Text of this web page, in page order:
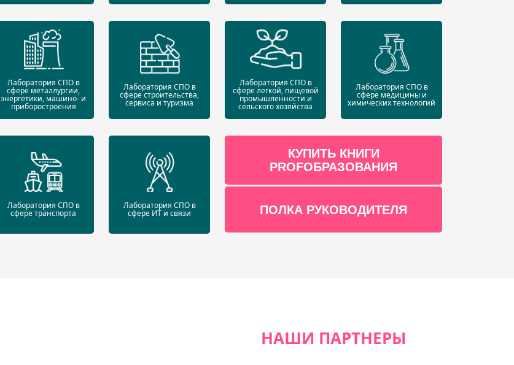
Лаборатория СПО в
сфере металлургии,
энергетики, машино- и
приборостроения
Лаборатория СПО в
сфере строительства,
сервиса и туризма
Лаборатория СПО в
сфере легкой, пищевой
промышленности и
сельского хозяйства
Лаборатория СПО в
сфере медицины и
химических технологий
Лаборатория СПО в
сфере транспорта
Лаборатория СПО в
сфере ИТ и связи
КУПИТЬ КНИГИ
PROFОБРАЗОВАНИЯ
ПОЛКА РУКОВОДИТЕЛЯ
НАШИ ПАРТНЕРЫ